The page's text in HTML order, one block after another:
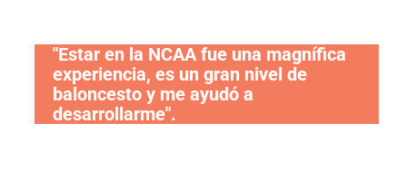
"Estar en la NCAA fue una magnífica
experiencia, es un gran nivel de
baloncesto y me ayudó a
desarrollarme".